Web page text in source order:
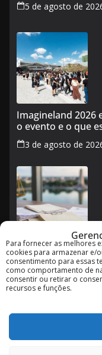
Para fornecer as melhores
cookies para armazenar e/
consentimento para essas
como comportamento de
consentir ou retirar o
recursos e funções.
5 de agosto de
Imagineland 2026
o evento e o que
3 de agosto de
Cotas raciais no
muda após
2 de agosto de